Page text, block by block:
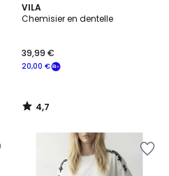
VILA
Chemisier en dentelle
20,00 €
39,99 €
4,7
/ 5
4,7
/